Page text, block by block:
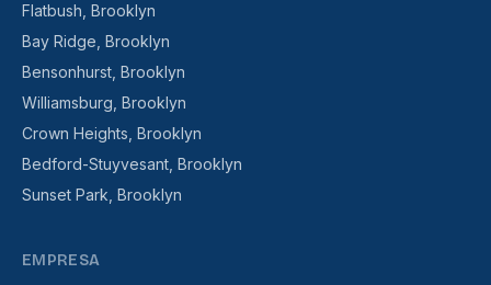
Flatbush, Brooklyn
Bay Ridge, Brooklyn
Bensonhurst, Brooklyn
Williamsburg, Brooklyn
Crown Heights, Brooklyn
Bedford-Stuyvesant, Brooklyn
Sunset Park, Brooklyn
EMPRESA